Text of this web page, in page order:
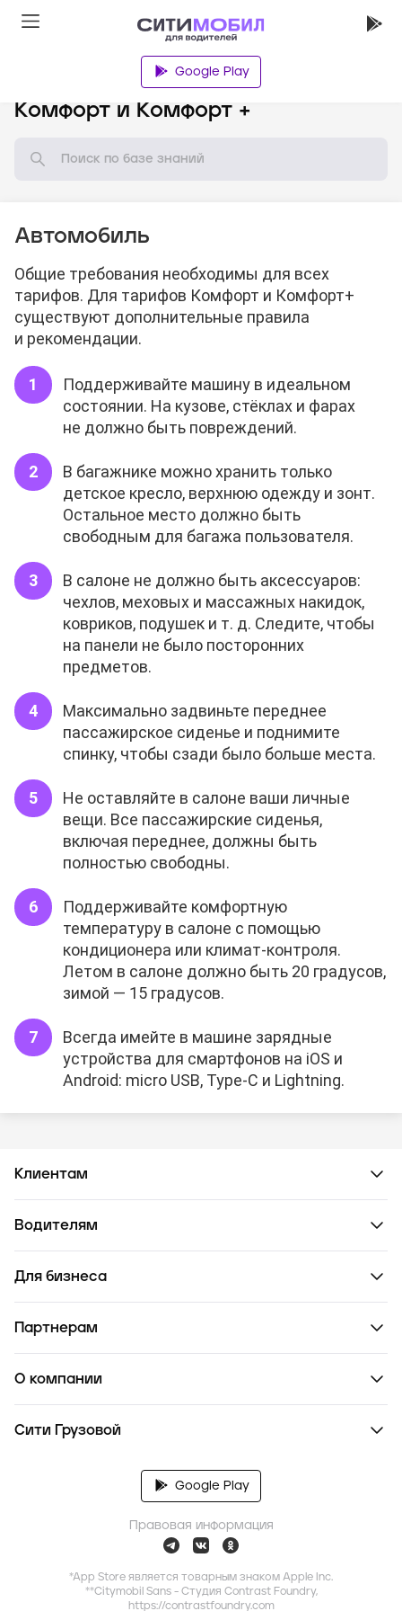
Google Play
Комфорт и Комфорт +
Автомобиль
Общие требования необходимы для всех
тарифов. Для тарифов Комфорт и Комфорт+
существуют дополнительные правила
и рекомендации.
Поддерживайте машину в идеальном
состоянии. На кузове, стёклах и фарах
не должно быть повреждений.
В багажнике можно хранить только
детское кресло, верхнюю одежду и зонт.
Остальное место должно быть
свободным для багажа пользователя.
В салоне не должно быть аксессуаров:
чехлов, меховых и массажных накидок,
ковриков, подушек и т. д. Следите, чтобы
на панели не было посторонних
предметов.
Максимально задвиньте переднее
пассажирское сиденье и поднимите
спинку, чтобы сзади было больше места.
Не оставляйте в салоне ваши личные
вещи. Все пассажирские сиденья,
включая переднее, должны быть
полностью свободны.
Поддерживайте комфортную
температуру в салоне с помощью
кондиционера или климат-контроля.
Летом в салоне должно быть 20 градусов,
зимой — 15 градусов.
Всегда имейте в машине зарядные
устройства для смартфонов на iOS и
Android: micro USB, Type-C и Lightning.
Клиентам
Водителям
Для бизнеса
Партнерам
О компании
Сити Грузовой
Google Play
Правовая информация
*App Store является товарным знаком Apple Inc.
**Citymobil Sans - Студия Contrast Foundry,
https://contrastfoundry.com